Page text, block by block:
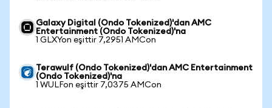
Galaxy Digital (Ondo Tokenized)'dan AMC
Entertainment (Ondo Tokenized)'na
1 GLXYon eşittir 7,2951 AMCon
Terawulf (Ondo Tokenized)'dan AMC Entertainment
(Ondo Tokenized)'na
1 WULFon eşittir 7,0375 AMCon